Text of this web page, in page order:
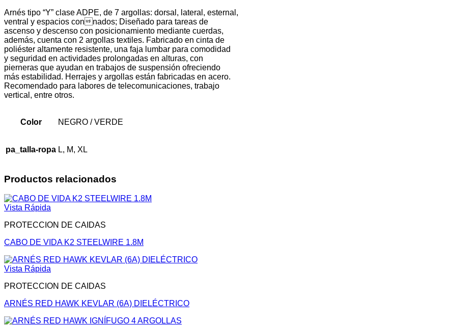
Arnés tipo “Y” clase ADPE, de 7 argollas: dorsal, lateral, esternal,
ventral y espacios connados; Diseñado para tareas de
ascenso y descenso con posicionamiento mediante cuerdas,
además, cuenta con 2 argollas textiles. Fabricado en cinta de
poliéster altamente resistente, una faja lumbar para comodidad
y seguridad en actividades prolongadas en alturas, con
pierneras que ayudan en trabajos de suspensión ofreciendo
más estabilidad. Herrajes y argollas están fabricadas en acero.
Recomendado para labores de telecomunicaciones, trabajo
vertical, entre otros.
Color NEGRO / VERDE
pa_talla-ropa L, M, XL
Productos relacionados
Vista Rápida
PROTECCION DE CAIDAS
CABO DE VIDA K2 STEELWIRE 1.8M
Vista Rápida
PROTECCION DE CAIDAS
ARNÉS RED HAWK KEVLAR (6A) DIELÉCTRICO